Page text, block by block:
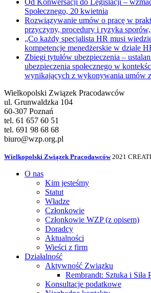
Społecznego, 20 kwietnia
Rozwiązywanie umów o pracę w
przyczyny, procedury i ryzyka
„Co każdy specjalista HR musi
kompetencje menedżerskie w dziale
Zbiegi tytułów ubezpieczenia –
ubezpieczenia społecznego w
wynikających z wykonywania umów
Wielkopolski Związek Pracodawców
ul. Grunwaldzka 104
60-307 Poznań
tel. 61 657 60 51
tel. 691 98 68 68
biuro@wzp.org.pl
Wielkopolski Związek Pracodawców 2021
O nas
Kim jesteśmy
Statut
Władze
Członkowie
Członkowie WZP (z opisem)
Doradcy
Aktualności
Wieści z firm
Działalność
Aktywność Związku
Rembrandt: Sztuka i Siła
Konsultacje podatkowe